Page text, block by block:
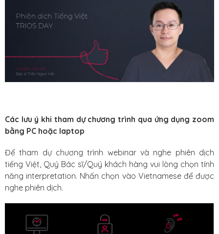
Các lưu ý khi tham dự chương trình qua ứng dụng zoom
bằng PC hoặc laptop
Để tham dự chương trình webinar và nghe phiên dịch
tiếng Việt, Quý Bác sĩ/Quý khách hàng vui lòng chọn tính
năng interpretation. Nhấn chọn vào Vietnamese để được
nghe phiên dịch.